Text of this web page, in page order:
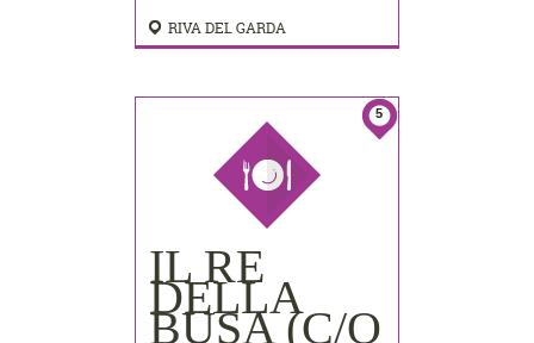
RIVA DEL GARDA
5
IL RE
DELLA
BUSA (C/O